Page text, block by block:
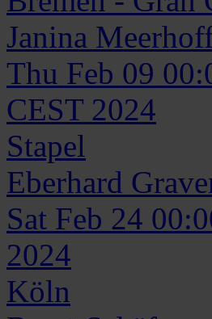
Janina
Thu Feb 09
CEST 2024
Stapel
Eberhard
Sat Feb 24
2024
Köln